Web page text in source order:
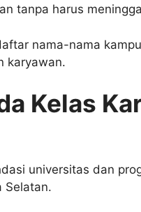
tanpa harus
nama-nama
karyawan.
Kelas
universitas dan
Selatan.